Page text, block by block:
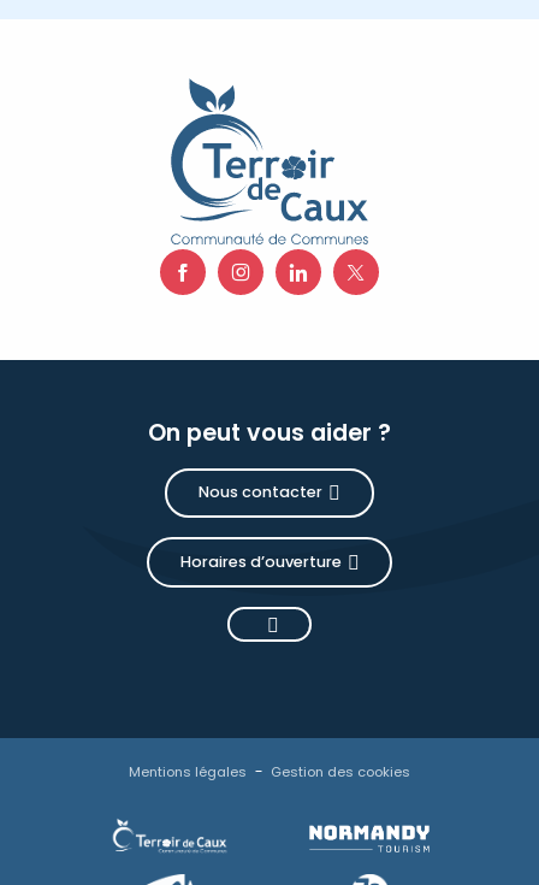
On peut vous aider ?
Nous contacter
Horaires d’ouverture
Mentions légales Gestion des cookies